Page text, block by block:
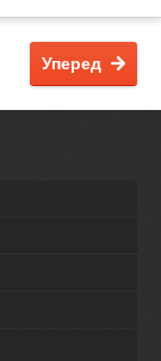
Уперед